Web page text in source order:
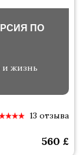
ПО
и жизнь
13 отзыва
560 £